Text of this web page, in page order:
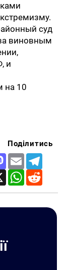
суд
виновным
и
на 10
Поділитись
Mastodon
Email
X WhatsApp